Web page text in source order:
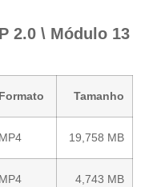
2.0 \ Módulo 13
Formato Tamanho
MP4 19,758 MB
MP4 4,743 MB